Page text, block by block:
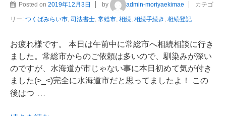
Posted on 2019年12月3日 by admin-moriyaekimae カテゴ
リー: つくばみらい市, 司法書士, 常総市, 相続, 相続手続き , 相続登記
お疲れ様です。 本日は午前中に常総市へ相続相談に行き
ました。常総市からのご依頼は多いので、馴染みが深い
のですが、水海道が市じゃない事に本日初めて気が付き
ました(>_<)完全に水海道市だと思ってましたよ！ この
後はつ …